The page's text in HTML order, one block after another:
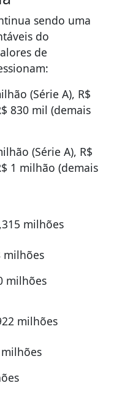
sendo uma
do
de
(Série A), R$
830 mil (demais
(Série A), R$
1 milhão (demais
milhões
milhões
milhões
milhões